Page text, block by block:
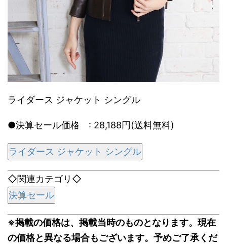
ライダース ジャケット シングル
●決算セール価格 : 28,188円(送料無料)
ライダース ジャケット シングル
◇関連カテゴリ◇
決算セール
※掲載の価格は、掲載当時のものとなります。現在
の価格と異なる場合もございます。予めご了承くだ